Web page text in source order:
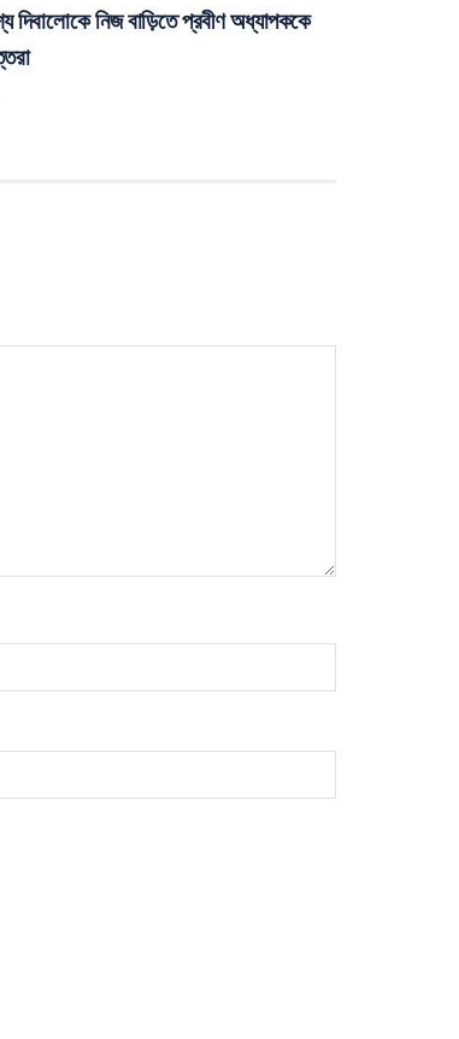
দিবালোকে নিজ বাড়িতে প্রবীণ অধ্যাপককে